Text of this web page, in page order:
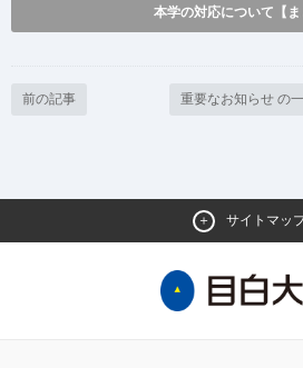
本学の対応について【ま
前の記事 重要なお知らせ の
サイトマッ